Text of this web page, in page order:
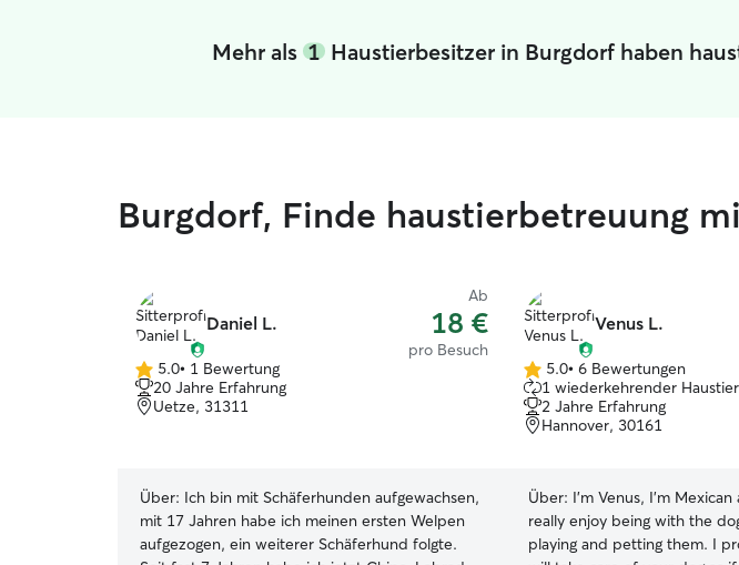
Mehr als1 Haustierbesitzer in Burgdorf haben
Burgdorf, Finde haustierbetreuung
Daniel L.
Ab
18 €
pro Besuch
5.0
von
5
5.0• 1 Bewertung
20 Jahre Erfahrung
Uetze, 31311
Über: Ich bin mit Schäferhunden aufgewachsen,
mit 17 Jahren habe ich meinen ersten Welpen
aufgezogen, ein weiterer Schäferhund folgte.
Venus L.
5.0
von
5
Sternen
5.0• 6 Bewertungen
1 wiederkehrender
2 Jahre Erfahrung
Hannover, 30161
Über: I’m Venus, I’m
really enjoy being with the
playing and petting them. I